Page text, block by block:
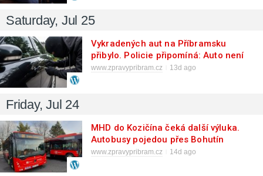
Saturday, Jul 25
Vykradených aut na Příbramsku
přibylo. Policie připomíná: Auto není
trezor
www.zpravypribram.cz 13d ago
Friday, Jul 24
MHD do Kozičína čeká další výluka.
Autobusy pojedou přes Bohutín
www.zpravypribram.cz 14d ago